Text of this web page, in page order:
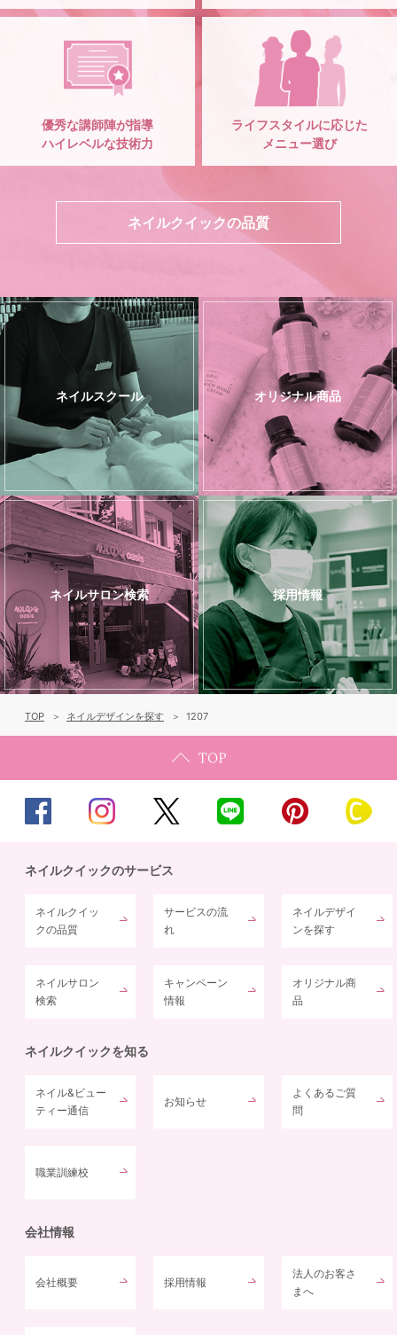
優秀な講師陣が指導
ハイレベルな技術力
ライフスタイルに応じた
メニュー選び
ネイルクイックの品質
ネイルスクール オリジナル商品
ネイルサロン検索 採用情報
TOP ネイルデザインを探す 1207
ネイルクイックのサービス
ネイルクイッ
クの品質
サービスの流
れ
ネイルデザイ
ンを探す
ネイルサロン
検索
キャンペーン
情報
オリジナル商
品
ネイルクイックを知る
ネイル&ビュー
ティー通信
お知らせ
よくあるご質
問
職業訓練校
会社情報
会社概要 採用情報
法人のお客さ
まへ